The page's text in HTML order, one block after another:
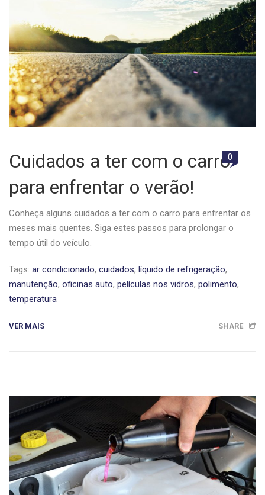
Cuidados a ter com o carro
para enfrentar o verão!
0
Conheça alguns cuidados a ter com o carro para enfrentar os
meses mais quentes. Siga estes passos para prolongar o
tempo útil do veículo.
Tags: ar condicionado, cuidados, líquido de refrigeração,
manutenção, oficinas auto, películas nos vidros, polimento,
temperatura
VER MAIS SHARE